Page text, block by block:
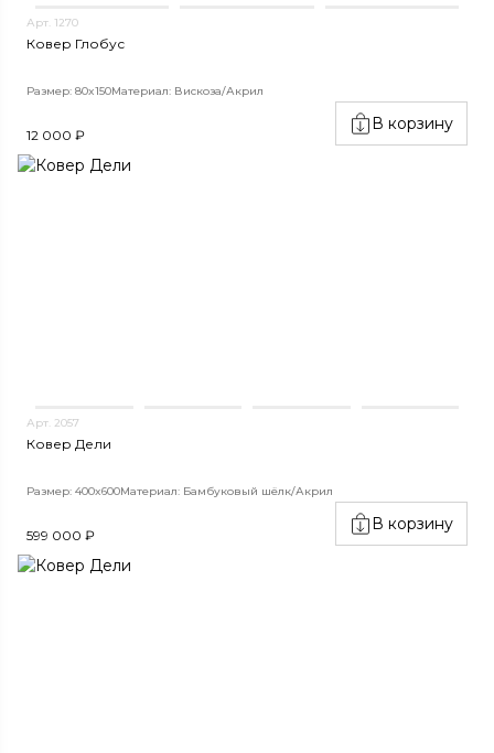
Арт. 1270
Ковер Глобус
Размер: 80x150Материал: Вискоза/Акрил
12 000 ₽
В корзину
Арт. 2057
Ковер Дели
Размер: 400x600Материал: Бамбуковый шёлк/Акрил
599 000 ₽
В корзину